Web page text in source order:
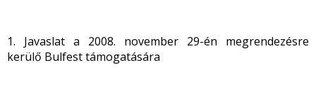
1. Javaslat a 2008. november 29-én megrendezésre
kerülő Bulfest támogatására